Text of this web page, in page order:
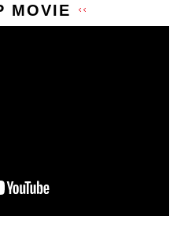
MOVIE